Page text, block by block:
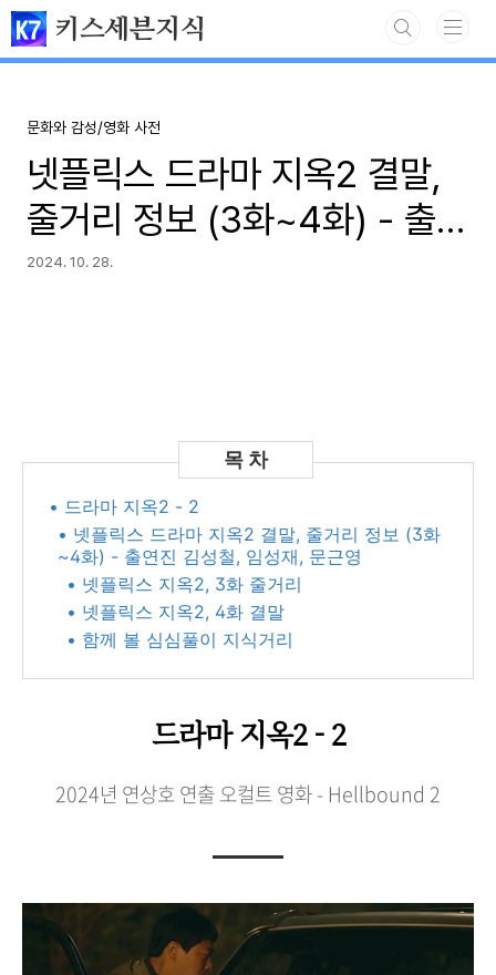
본문 바로가기
키스세븐지식
문화와 감성/영화 사전
넷플릭스 드라마 지옥2 결말,
줄거리 정보 (3화~4화) - 출연
진 김성철, 임성재, 문근영
2024. 10. 28.
• 드라마 지옥2 - 2
• 넷플릭스 드라마 지옥2 결말, 줄거리 정보 (3화
~4화) - 출연진 김성철, 임성재, 문근영
• 넷플릭스 지옥2, 3화 줄거리
• 넷플릭스 지옥2, 4화 결말
• 함께 볼 심심풀이 지식거리
드라마 지옥2 - 2
2024년 연상호 연출 오컬트 영화 - Hellbound 2